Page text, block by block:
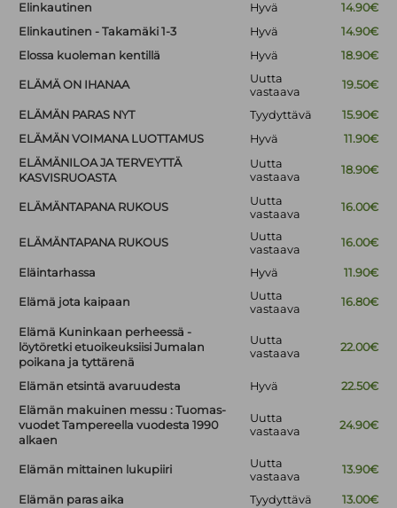
Elinkautinen Hyvä
14.90€
Elinkautinen - Takamäki 1-3
Hyvä
14.90€
Elossa kuoleman kentillä
Hyvä 18.90€
ELÄMÄ ON IHANAA
Uutta
vastaava
19.50€
ELÄMÄN PARAS NYT Tyydyttävä
15.90€
ELÄMÄN VOIMANA LUOTTAMUS
Hyvä
11.90€
ELÄMÄNILOA JA TERVEYTTÄ
KASVISRUOASTA
Uutta
vastaava
18.90€
ELÄMÄNTAPANA RUKOUS
Uutta
vastaava
16.00€
ELÄMÄNTAPANA RUKOUS
Uutta
vastaava
16.00€
Eläintarhassa Hyvä 11.90€
Elämä jota kaipaan
Uutta
vastaava
16.80€
Elämä Kuninkaan perheessä -
löytöretki etuoikeuksiisi Jumalan
poikana ja tyttärenä
Uutta
vastaava
22.00€
Elämän etsintä avaruudesta Hyvä
22.50€
Elämän makuinen messu : Tuomas-
vuodet Tampereella vuodesta 1990
alkaen
Uutta
vastaava
24.90€
Elämän mittainen lukupiiri
Uutta
vastaava
13.90€
Elämän paras aika Tyydyttävä 13.00€